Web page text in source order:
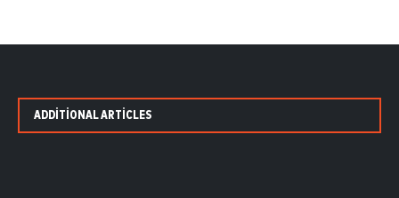
ADDITIONAL ARTICLES